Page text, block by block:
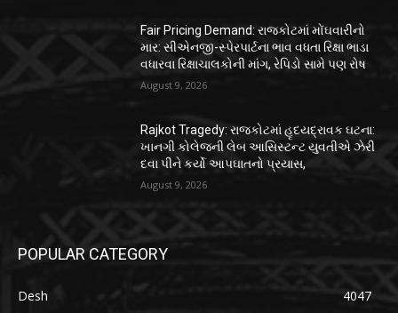
Fair Pricing Demand: રાજકોટમાં મોંઘવારીનો
માર: સીએનજી-સ્પેરપાર્ટના ભાવ વધતા રિક્ષા ભાડા
વધારવા રિક્ષાચાલકોની માંગ, રેપિડો સામે પણ રોષ
August 9, 2026
Rajkot Tragedy: રાજકોટમાં હૃદયદ્રાવક ઘટના:
ખાનગી કોલેજની લેબ આસિસ્ટન્ટ યુવતીએ ઝેરી
દવા પીને કર્યો આપઘાતનો પ્રયાસ,
August 9, 2026
POPULAR CATEGORY
Desh
4047